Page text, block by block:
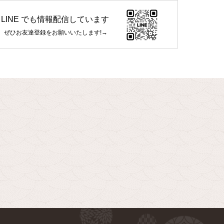
LINE でも情報配信しています
ぜひお友達登録をお願いいたします!→